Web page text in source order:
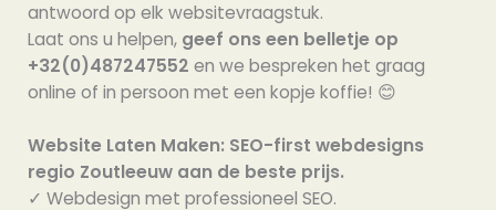
antwoord op elk websitevraagstuk.
Laat ons u helpen, geef ons een belletje op
+32(0)487247552 en we bespreken het graag
online of in persoon met een kopje koffie! 😊
Website Laten Maken: SEO-first webdesigns
regio Zoutleeuw aan de beste prijs.
✓ Webdesign met professioneel SEO.